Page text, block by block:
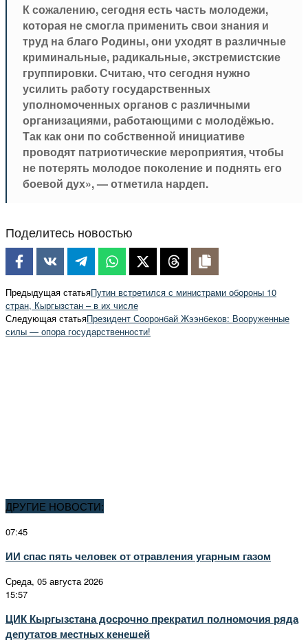
К сожалению, сегодня есть часть молодежи,
которая не смогла применить свои знания и
труд на благо Родины, они уходят в различные
криминальные, радикальные, экстремистские
группировки. Считаю, что сегодня нужно
усилить работу государственных
уполномоченных органов с различными
организациями, работающими с молодёжью.
Так как они по собственной инициативе
проводят патриотические мероприятия, чтобы
не потерять молодое поколение и поднять его
боевой дух», — отметила нардеп.
Поделитесь новостью
Предыдущая статьяПутин встретился с министрами обороны 10
стран, Кыргызстан – в их числе
Следующая статьяПрезидент Сооронбай Жээнбеков: Вооруженные
силы — опора государственности!
ДРУГИЕ НОВОСТИ:
07:45
ИИ спас пять человек от отравления угарным газом
Среда, 05 августа 2026
15:57
ЦИК Кыргызстана досрочно прекратил полномочия ряда
депутатов местных кенешей